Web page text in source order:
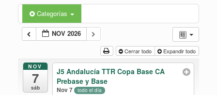
Categorías
NOV 2026
Cerrar todo Expandir todo
NOV
7
sáb
J5 Andalucía TTR Copa Base CA
Prebase y Base
Nov 7 todo el día